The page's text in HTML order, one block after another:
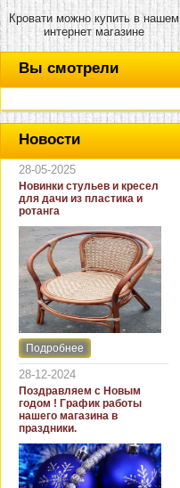
Кровати можно купить в нашем
интернет магазине
Вы смотрели
Новости
28-05-2025
Новинки стульев и кресел
для дачи из пластика и
ротанга
Интернет-магазин "Кровать
и диван" представляет
новинки стульев и кресел
для дачи. В ассортименте
представлены как
бюджетные модели из
пластика для дачи, так и
кресла для загородных
домов из натурального и
искусственного ротанга.
Подробнее
28-12-2024
Поздравляем с Новым
годом ! График работы
нашего магазина в
праздники.